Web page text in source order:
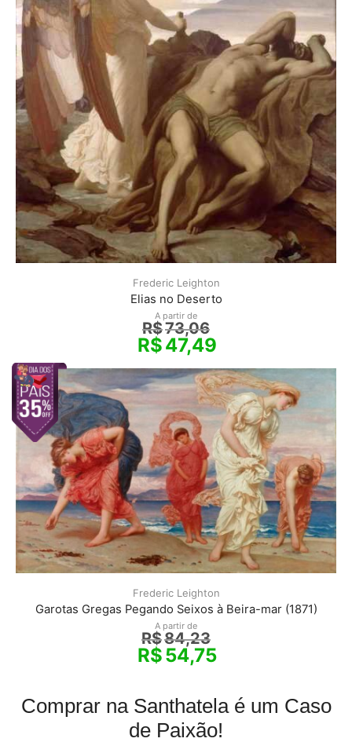
Frederic Leighton
Elias no Deserto
A partir de
R$73,06
R$47,49
Frederic Leighton
Garotas Gregas Pegando Seixos à Beira-mar (1871)
A partir de
R$84,23
R$54,75
Comprar na Santhatela é um Caso
de Paixão!